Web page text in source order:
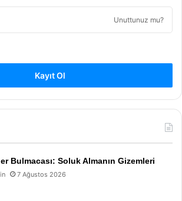
Unuttunuz mu?
Kayıt Ol
Bulmacası: Soluk Almanın Gizemleri
7 Ağustos 2026